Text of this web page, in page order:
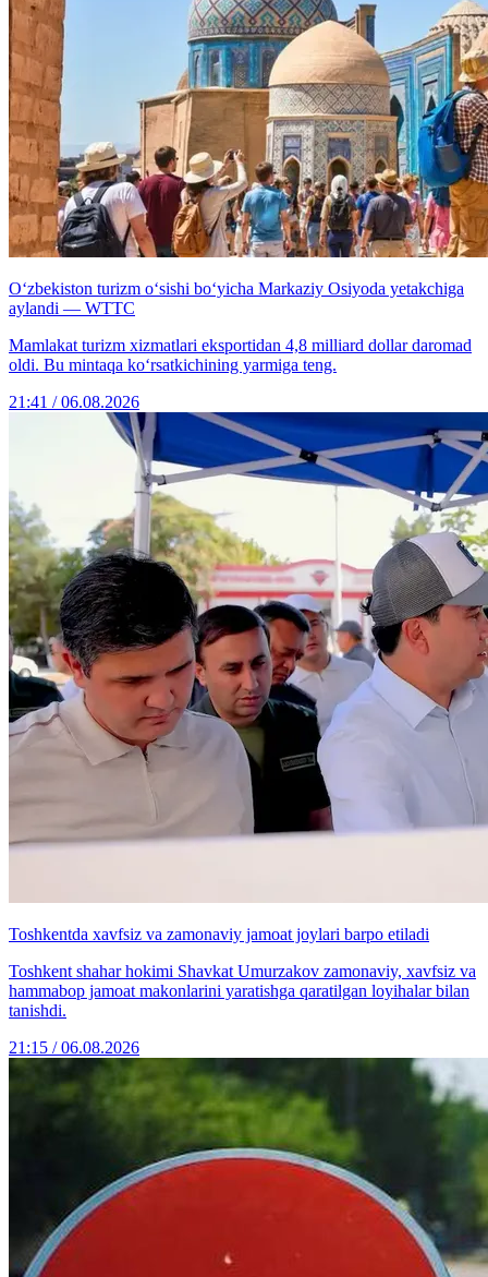
O‘zbekiston turizm o‘sishi bo‘yicha Markaziy Osiyoda yetakchiga
aylandi — WTTC
Mamlakat turizm xizmatlari eksportidan 4,8 milliard dollar daromad
oldi. Bu mintaqa ko‘rsatkichining yarmiga teng.
21:41 / 06.08.2026
Toshkentda xavfsiz va zamonaviy jamoat joylari barpo etiladi
Toshkent shahar hokimi Shavkat Umurzakov zamonaviy, xavfsiz va
hammabop jamoat makonlarini yaratishga qaratilgan loyihalar bilan
tanishdi.
21:15 / 06.08.2026